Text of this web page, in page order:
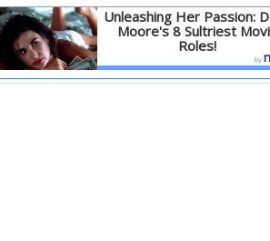
Unleashing Her Passion:
Moore's 8 Sultriest
Roles!
Детальніше